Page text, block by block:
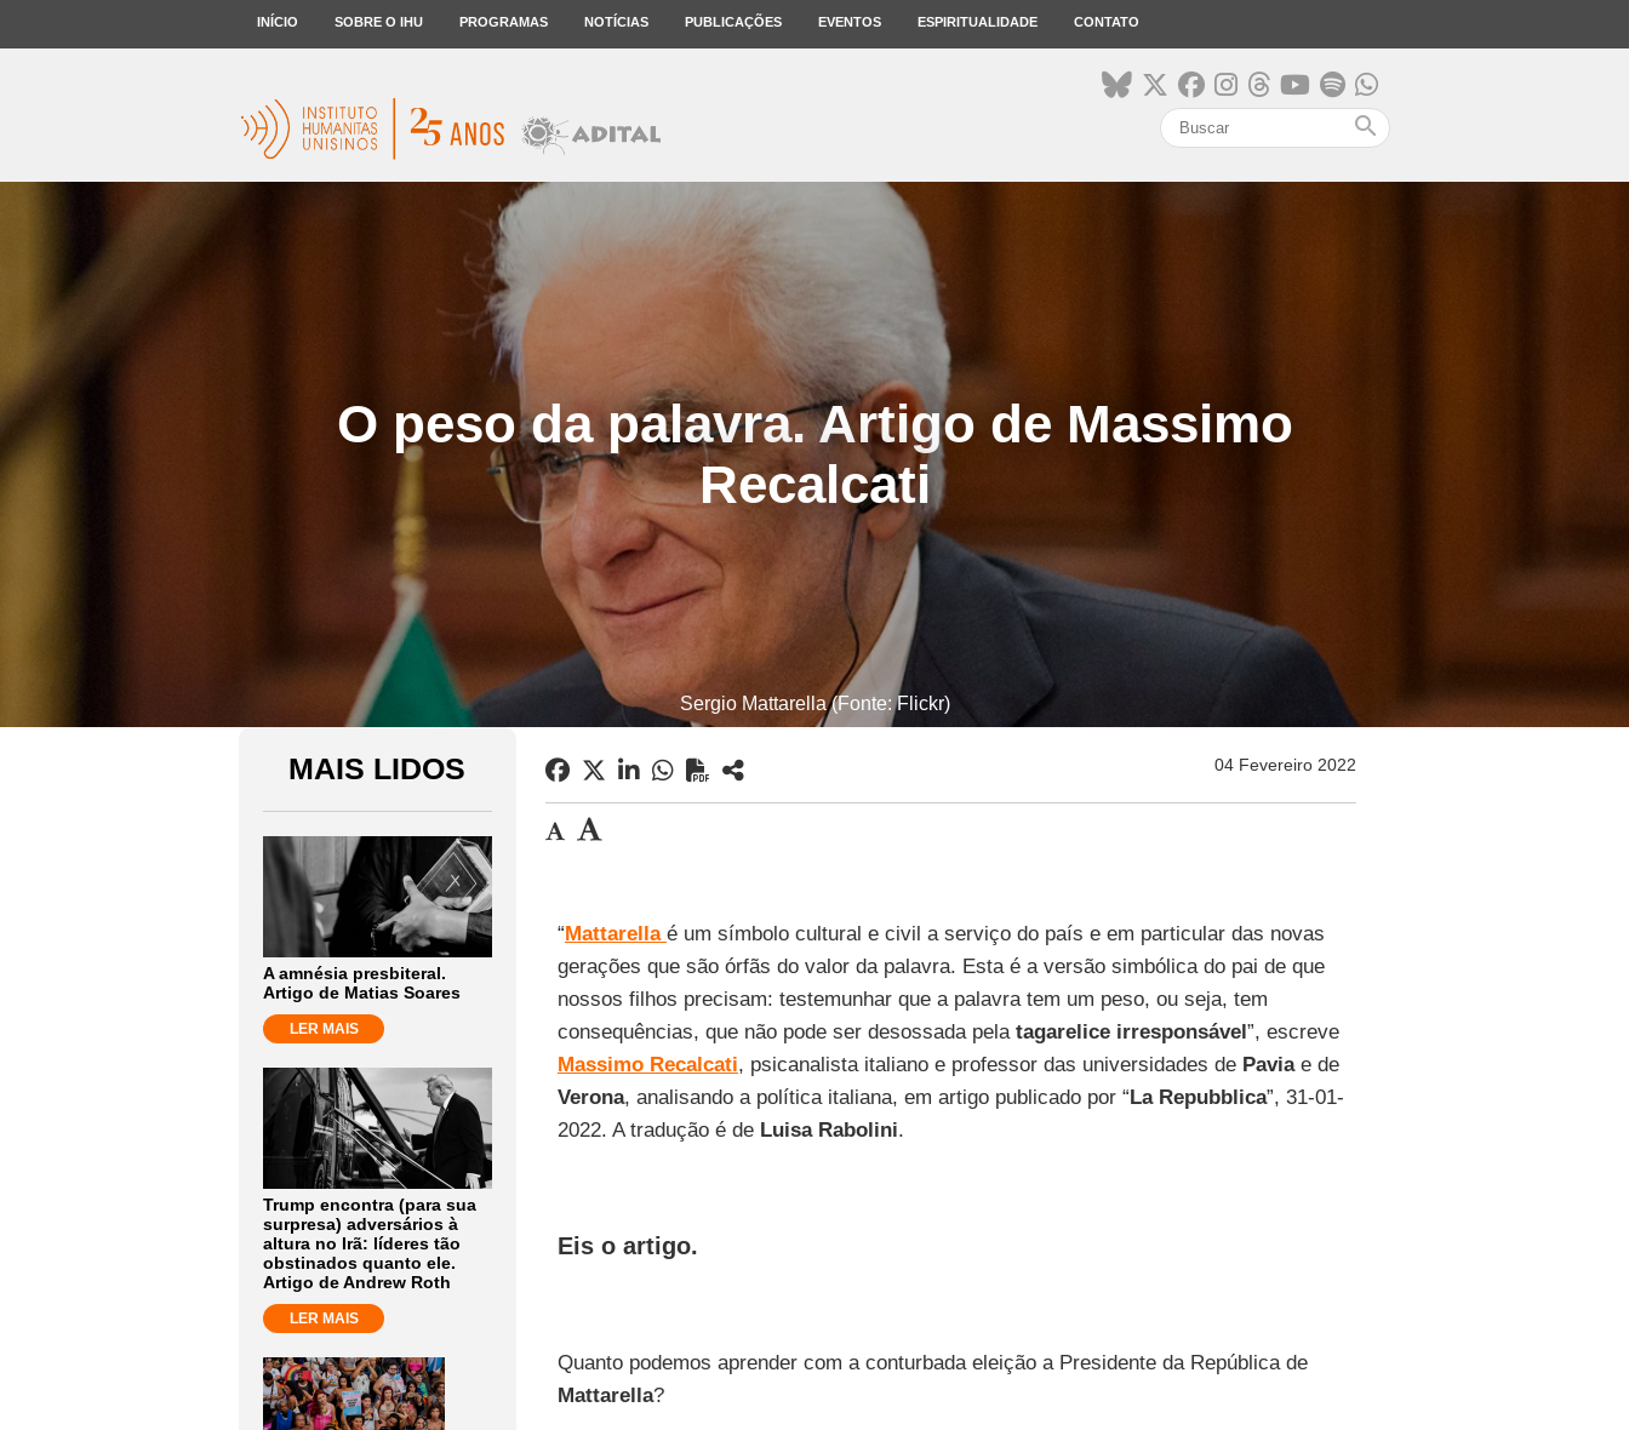
INÍCIO SOBRE O IHU PROGRAMAS NOTÍCIAS PUBLICAÇÕES EVENTOS ESPIRITUALIDADE CONTATO
search
O peso da palavra. Artigo de Massimo
Recalcati
Sergio Mattarella (Fonte: Flickr)
MAIS LIDOS
A amnésia presbiteral.
Artigo de Matias Soares
LER MAIS
Trump encontra (para sua
surpresa) adversários à
altura no Irã: líderes tão
obstinados quanto ele.
Artigo de Andrew Roth
LER MAIS
04 Fevereiro 2022
“Mattarella é um símbolo cultural e civil a serviço do país e em particular das novas
gerações que são órfãs do valor da palavra. Esta é a versão simbólica do pai de que
nossos filhos precisam: testemunhar que a palavra tem um peso, ou seja, tem
consequências, que não pode ser desossada pela tagarelice irresponsável”, escreve
Massimo Recalcati, psicanalista italiano e professor das universidades de Paviae de
Verona, analisando a política italiana, em artigo publicado por “La Repubblica”, 31-01-
2022. A tradução é de Luisa Rabolini.
Eis o artigo.
Quanto podemos aprender com a conturbada eleição a Presidente da República de
Mattarella?